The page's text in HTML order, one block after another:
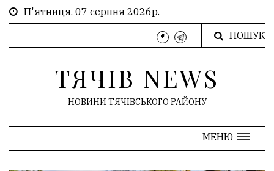
П'ятниця, 07 серпня 2026р.
ПОШУК
ТЯЧІВ NEWS
НОВИНИ ТЯЧІВСЬКОГО РАЙОНУ
МЕНЮ